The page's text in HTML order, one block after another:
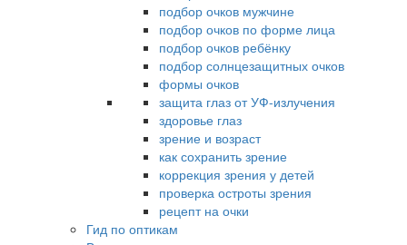
подбор очков мужчине
подбор очков по форме лица
подбор очков ребёнку
подбор солнцезащитных очков
формы очков
защита глаз от УФ-излучения
здоровье глаз
зрение и возраст
как сохранить зрение
коррекция зрения у детей
проверка остроты зрения
рецепт на очки
Гид по оптикам